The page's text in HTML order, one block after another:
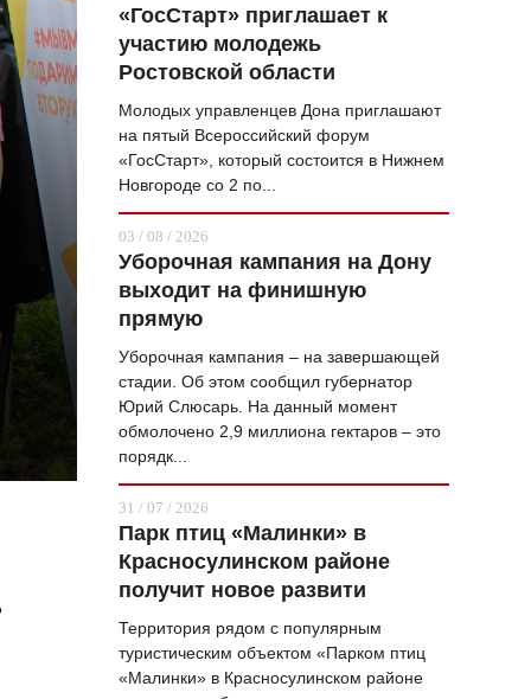
ВОПРОС НЕДЕЛИ
ТАМ И ТУТ
СТИЛЬ ЖИЗНИ
КУЛЬТ ЕДЫ
ЖУРНАЛ
«ГосСтарт» приглашает к
участию молодежь
Ростовской области
Молодых управленцев Дона приглашают
на пятый Всероссийский форум
«ГосСтарт», который состоится в Нижнем
Новгороде со 2 по...
03 / 08 / 2026
Уборочная кампания на Дону
выходит на финишную
прямую
Уборочная кампания – на завершающей
стадии. Об этом сообщил губернатор
Юрий Слюсарь. На данный момент
обмолочено 2,9 миллиона гектаров – это
порядк...
31 / 07 / 2026
Парк птиц «Малинки» в
Красносулинском районе
получит новое развити
Территория рядом с популярным
туристическим объектом «Парком птиц
«Малинки» в Красносулинском районе